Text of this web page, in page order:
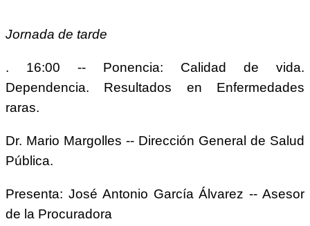
Jornada de tarde
. 16:00 -- Ponencia: Calidad de vida.
Dependencia. Resultados en Enfermedades
raras.
Dr. Mario Margolles -- Dirección General de Salud
Pública.
Presenta: José Antonio García Álvarez -- Asesor
de la Procuradora